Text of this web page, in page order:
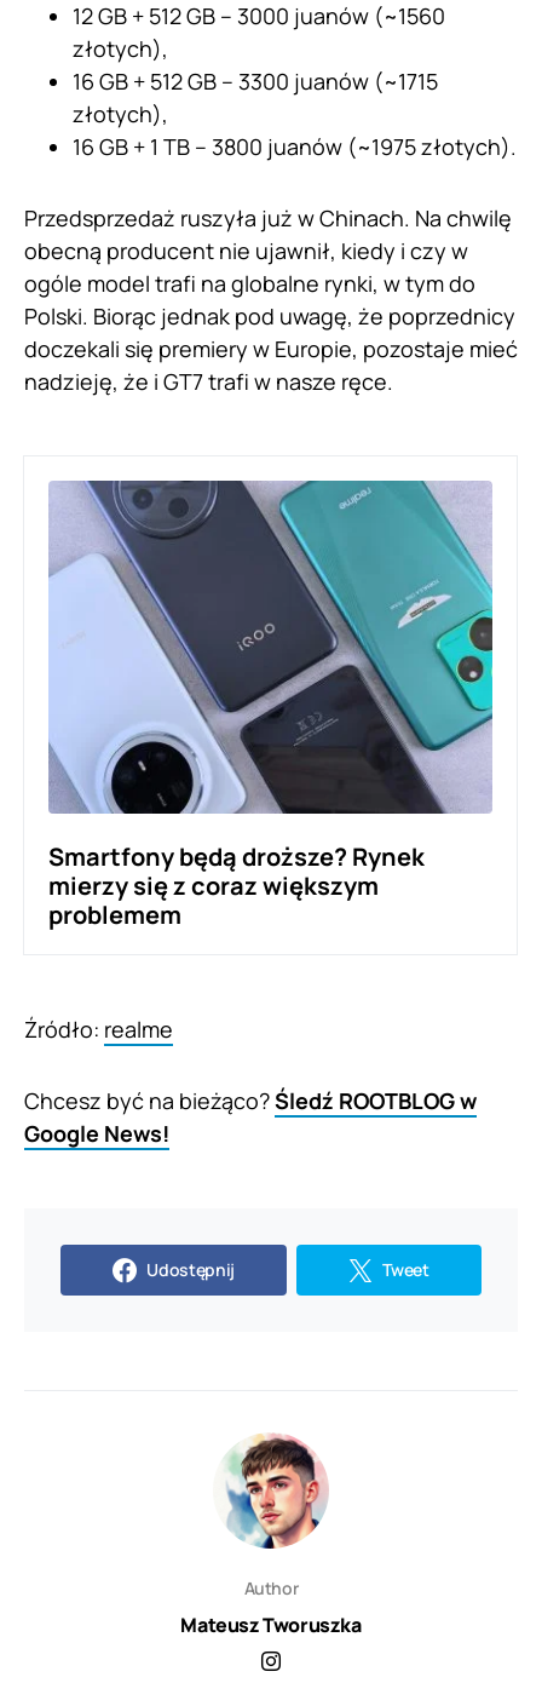
12 GB + 512 GB – 3000 juanów (~1560
złotych),
16 GB + 512 GB – 3300 juanów (~1715
złotych),
16 GB + 1 TB – 3800 juanów (~1975 złotych).
Przedsprzedaż ruszyła już w Chinach. Na chwilę
obecną producent nie ujawnił, kiedy i czy w
ogóle model trafi na globalne rynki, w tym do
Polski. Biorąc jednak pod uwagę, że poprzednicy
doczekali się premiery w Europie, pozostaje mieć
nadzieję, że i GT7 trafi w nasze ręce.
Smartfony będą droższe? Rynek
mierzy się z coraz większym
problemem
Źródło: realme
Chcesz być na bieżąco?Śledź ROOTBLOG w
Google News!
Udostępnij Tweet
Author
Mateusz Tworuszka